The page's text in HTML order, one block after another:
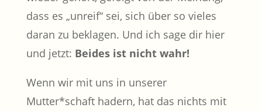
dass es „unreif“ sei, sich über so vieles
daran zu beklagen. Und ich sage dir hier
und jetzt: Beides ist nicht wahr!
Wenn wir mit uns in unserer
Mutter*schaft hadern, hat das nichts mit